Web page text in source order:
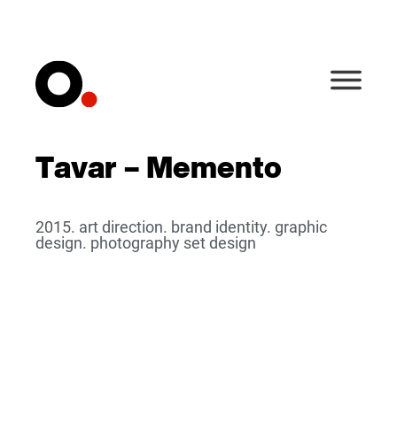
Tavar – Memento
2015. art direction. brand identity. graphic
design. photography set design